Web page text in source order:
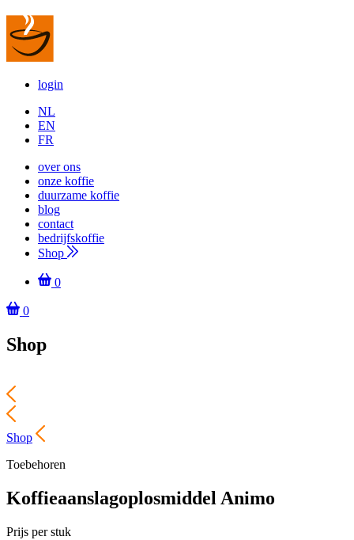
login
NL
EN
FR
over ons
onze koffie
duurzame koffie
blog
contact
bedrijfskoffie
Shop
0
0
Shop
Shop
Toebehoren
Koffieaanslagoplosmiddel Animo
Prijs per stuk